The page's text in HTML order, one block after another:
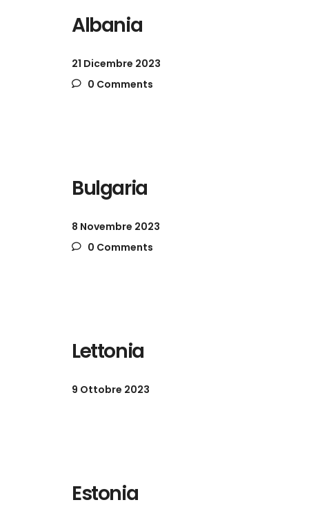
Albania
21 Dicembre 2023
0 Comments
Bulgaria
8 Novembre 2023
0 Comments
Lettonia
9 Ottobre 2023
Estonia